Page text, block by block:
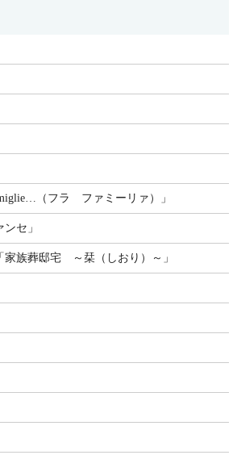
（フラ ファミーリァ）」
セ」
族葬邸宅 ～栞（しおり）～」